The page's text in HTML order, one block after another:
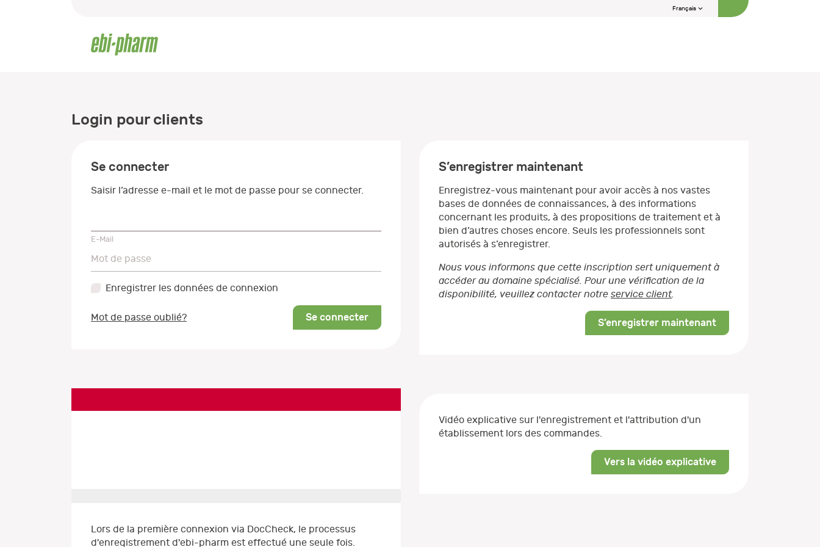
Français
Login pour clients
Se connecter
Saisir l’adresse e-mail et le mot de passe pour se connecter.
E-Mail
Mot de passe
Mot de passe
Enregistrer les données de connexion
Mot de passe oublié? Se connecter
Lors de la première connexion via DocCheck, le processus
d'enregistrement d'ebi-pharm est effectué une seule fois.
S’enregistrer maintenant
Enregistrez-vous maintenant pour avoir accès à nos vastes
bases de données de connaissances, à des informations
concernant les produits, à des propositions de traitement et à
bien d’autres choses encore. Seuls les professionnels sont
autorisés à s’enregistrer.
Nous vous informons que cette inscription sert uniquement à
accéder au domaine spécialisé. Pour une vérification de la
disponibilité, veuillez contacter notre service client.
S’enregistrer maintenant
Vidéo explicative sur l'enregistrement et l'attribution d'un
établissement lors des commandes.
Vers la vidéo explicative